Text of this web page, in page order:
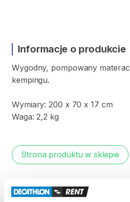
Informacje o produkcie
Wygodny​,​ pompowany materac
kempingu.
Wymiary: 200 x 70 x 17 cm
Waga: 2​​,​​2 kg
Strona produktu w sklepie
Zasady wypożyczenia